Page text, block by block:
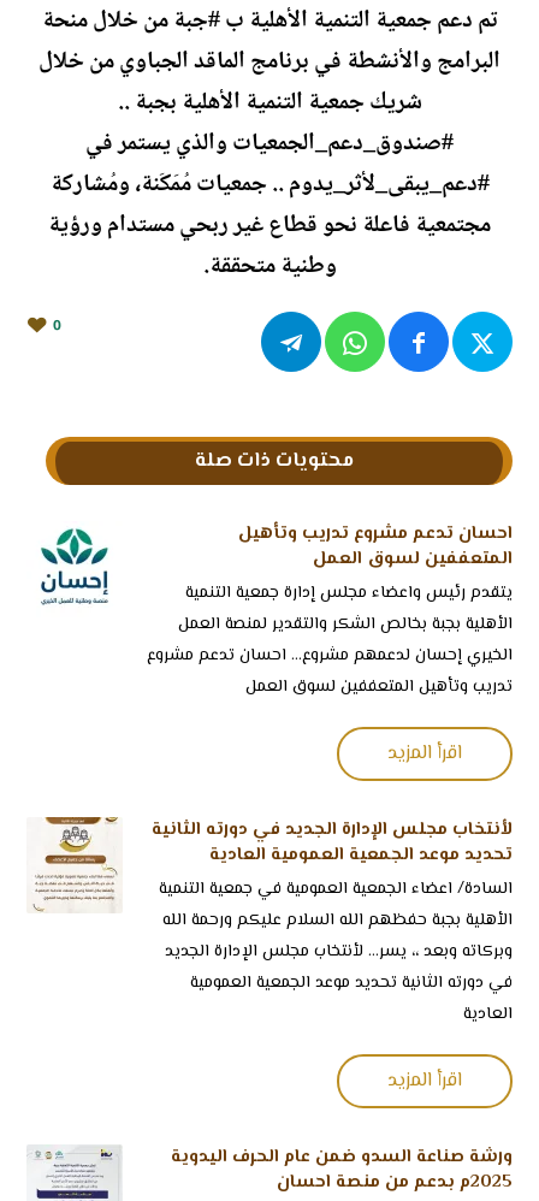
‏تم دعم جمعية التنمية الأهلية ب ⁧‫#جبة‬⁩ من خلال منحة
البرامج والأنشطة في برنامج الماقد الجباوي من خلال
شريك جمعية التنمية الأهلية بجبة ..
‏⁧‫#صندوق_دعم_الجمعيات‬⁩ والذي يستمر في
#دعم_يبقى_لأثر_يدوم‬⁩ .. جمعيات مُمَكَنة، ومُشاركة
مجتمعية فاعلة نحو قطاع غير ربحي مستدام ورؤية
وطنية متحققة.
0
محتويات ذات صلة
احسان تدعم مشروع تدريب وتأهيل
المتعففين لسوق العمل
‏يتقدم رئيس واعضاء مجلس إدارة جمعية التنمية
الأهلية بجبة بخالص الشكر والتقدير لمنصة العمل
الخيري إحسان لدعمهم مشروع... احسان تدعم مشروع
تدريب وتأهيل المتعففين لسوق العمل
اقرأ المزيد
لأنتخاب مجلس الإدارة الجديد في دورته الثانية
تحديد موعد الجمعية العمومية العادية
السادة/ اعضاء الجمعية العمومية في جمعية التنمية
الأهلية بجبة حفظهم الله السلام عليكم ورحمة الله
وبركاته وبعد ،، يسر... لأنتخاب مجلس الإدارة الجديد
في دورته الثانية تحديد موعد الجمعية العمومية
العادية
اقرأ المزيد
ورشة صناعة السدو ضمن عام الحرف اليدوية
2025م بدعم من منصة احسان